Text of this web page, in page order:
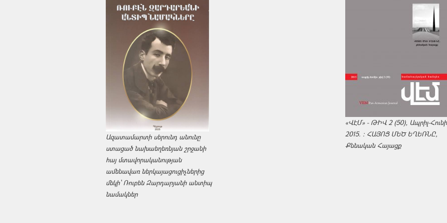
Ազատամարտի սերունդ անունը
ստացած նախաեղեռնյան շրջանի
հայ մտավորականության
ամենավառ ներկայացուցիչներից
մեկի՝ Ռուբեն Զարդարյանի անտիպ
նամակներ
«ՎԷՄ» - ԹԻՎ 2 (50), Ապրիլ-
2015. : ՀԱՅՈՑ ՄԵԾ ԵՂԵՌՆԸ,
Քննական Հայացք